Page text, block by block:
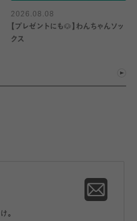
2026.08.08
【プレゼントにも🐶】わんちゃんソッ
クス
。